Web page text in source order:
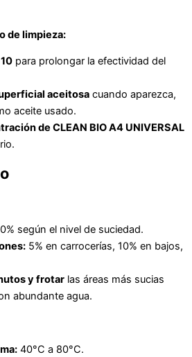
de limpieza:
para prolongar la efectividad del
aceitosa cuando aparezca,
aceite usado.
de CLEAN BIO A4 UNIVERSAL
según el nivel de suciedad.
5% en carrocerías, 10% en bajos,
y frotar las áreas más sucias
abundante agua.
40°C a 80°C.